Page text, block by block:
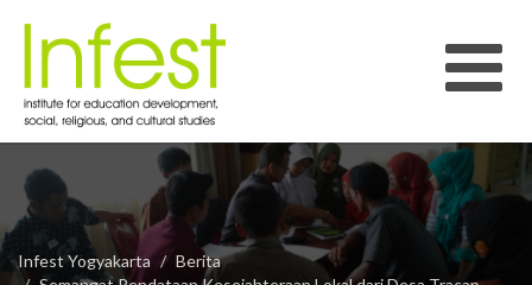
Infest Yogyakarta
Berita